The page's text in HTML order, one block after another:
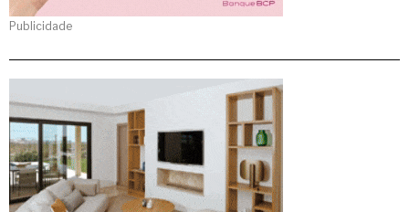
Publicidade